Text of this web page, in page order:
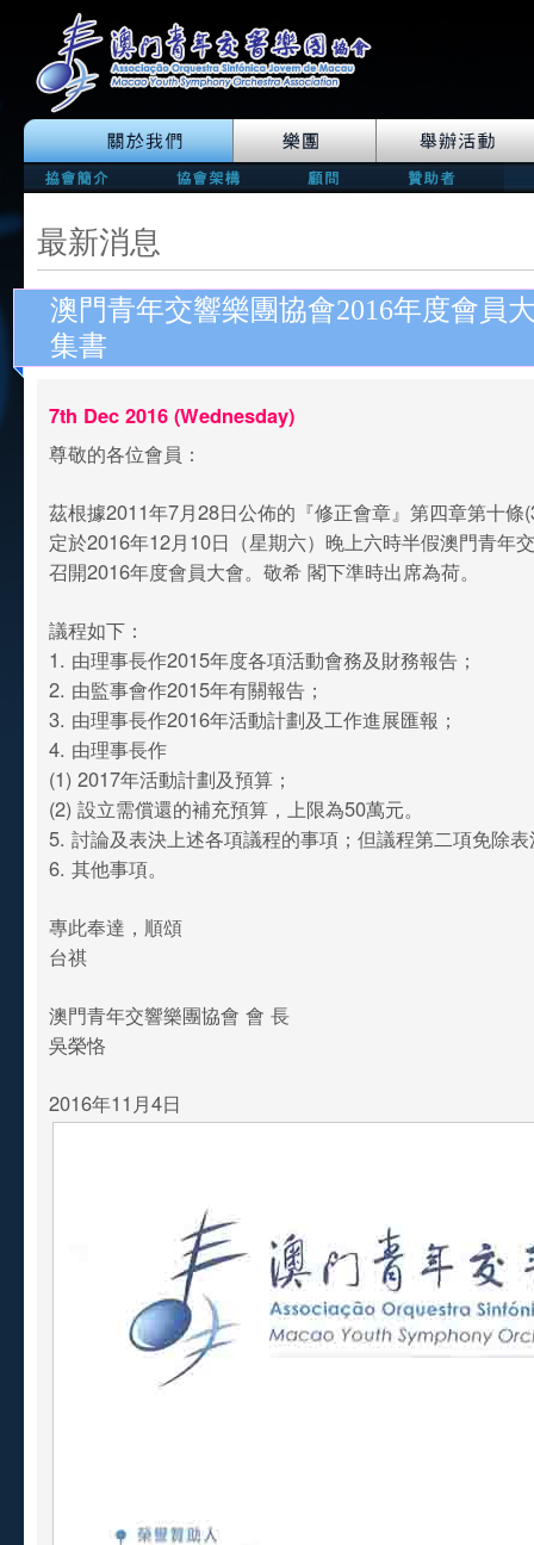
最新消息
澳門青年交響樂團協會2016年度會員
集書
7th Dec 2016 (Wednesday)
尊敬的各位會員：
茲根據2011年7月28日公佈的『修正會章』第四章第十條
定於2016年12月10日（星期六）晚上六時半假澳門青年
召開2016年度會員大會。敬希 閣下準時出席為荷。
議程如下：
1. 由理事長作2015年度各項活動會務及財務報告；
2. 由監事會作2015年有關報告；
3. 由理事長作2016年活動計劃及工作進展匯報；
4. 由理事長作
(1) 2017年活動計劃及預算；
(2) 設立需償還的補充預算，上限為50萬元。
5. 討論及表決上述各項議程的事項；但議程第二項免除
6. 其他事項。
專此奉達，順頌
台祺
澳門青年交響樂團協會 會 長
吳榮恪
2016年11月4日